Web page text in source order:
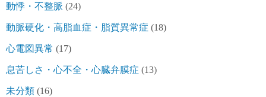
動悸・不整脈 (24)
動脈硬化・高脂血症・脂質異常症 (18)
心電図異常 (17)
息苦しさ・心不全・心臓弁膜症 (13)
未分類 (16)